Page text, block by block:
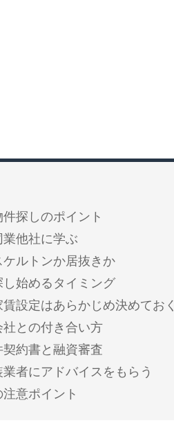
件探しのポイント
業他社に学ぶ
ケルトンか居抜きか
し始めるタイミング
賃設定はあらかじめ決めておく
社との付き合い方
契約書と融資審査
業者にアドバイスをもらう
意ポイント